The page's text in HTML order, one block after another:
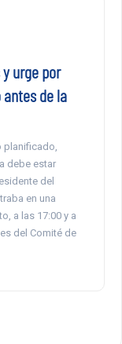
urge por
de la
planificado,
debe estar
del
en una
a las 17:00 y a
del Comité de